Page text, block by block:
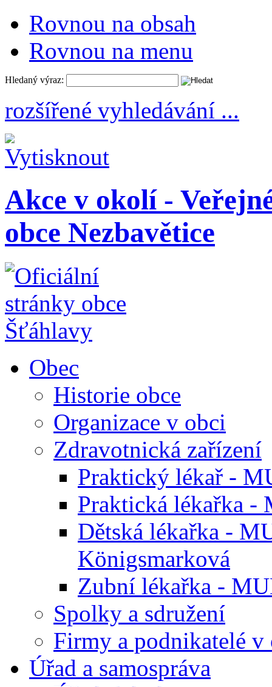
Rovnou na obsah
Rovnou na menu
Hledaný výraz:
rozšířené vyhledávání ...
Akce v okolí -
obce Nezbavětice
Obec
Historie obce
Organizace v obci
Zdravotnická zařízení
Praktický lékař -
Praktická lékařka -
Dětská lékařka -
Königsmarková
Zubní lékařka -
Spolky a sdružení
Firmy a podnikatelé v
Úřad a samospráva